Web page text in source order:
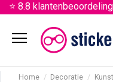
⭐ 8.8 klantenbeoordeling
menu
Home Decoratie